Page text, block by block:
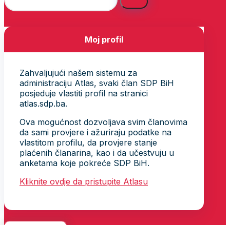
Moj profil
Zahvaljujući našem sistemu za
administraciju Atlas, svaki član SDP BiH
posjeduje vlastiti profil na stranici
atlas.sdp.ba.
Ova mogućnost dozvoljava svim članovima
da sami provjere i ažuriraju podatke na
vlastitom profilu, da provjere stanje
plaćenih članarina, kao i da učestvuju u
anketama koje pokreće SDP BiH.
Kliknite ovdje da pristupite Atlasu